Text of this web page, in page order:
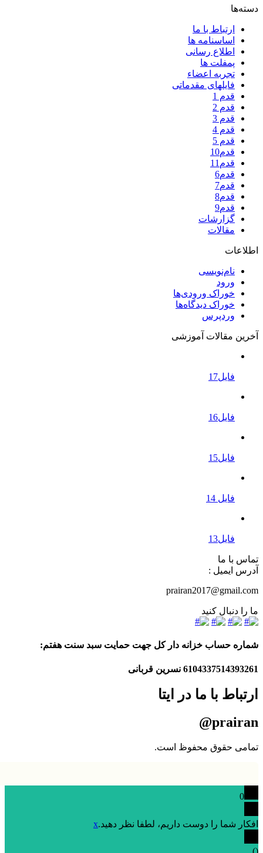
دسته‌ها
ارتباط با ما
اساسنامه ها
اطلاع رسانی
پمفلت ها
تجربه اعضاء
فایلهای مقدماتی
قدم 1
قدم 2
قدم 3
قدم 4
قدم 5
قدم10
قدم11
قدم6
قدم7
قدم8
قدم9
گزارشات
مقالات
اطلاعات
نام‌نویسی
ورود
خوراک ورودی‌ها
خوراک دیدگاه‌ها
وردپرس
آخرین مقالات آموزشی
فایل17
فایل16
فایل15
فایل 14
فایل13
تماس با ما
آدرس ایمیل :
prairan2017@gmail.com
ما را دنبال کنید
شماره حساب خزانه دار کل جهت حمایت سبد سنت هفتم:
6104337514393261 نسرین قربانی
ارتباط با ما در ایتا
prairan@
تمامی حقوق محفوظ است.
0
افکار شما را دوست داریم، لطفا نظر دهید.x